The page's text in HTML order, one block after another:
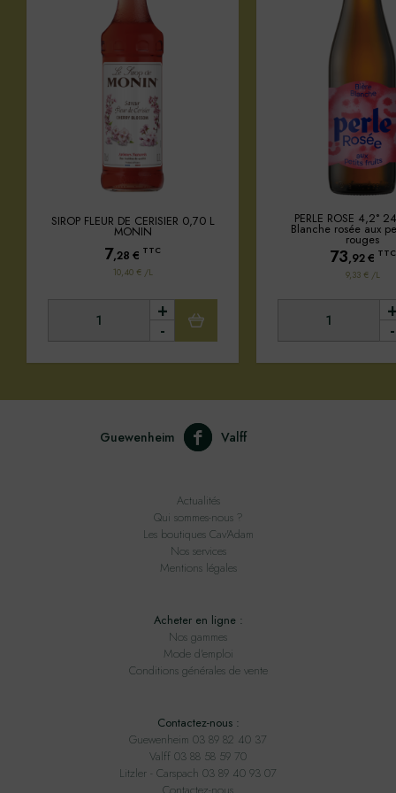
SIROP FLEUR DE CERISIER 0,70 L
MONIN
7,28 € TTC
10,40 € /L
-
+
PERLE ROSE 4,2°
Blanche rosée aux
rouges
73,92€ TTC
9,33 € /L
-
Guewenheim Valff
Actualités
Qui sommes-nous ?
Les boutiques Cav'Adam
Nos services
Mentions légales
Acheter en ligne :
Nos gammes
Mode d'emploi
Conditions générales de vente
Contactez-nous :
Guewenheim 03 89 82 40 37
Valff 03 88 58 59 70
Litzler - Carspach 03 89 40 93 07